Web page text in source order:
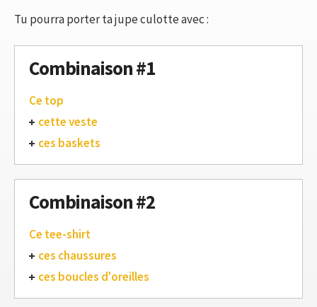
Tu pourra porter ta jupe culotte avec :
Combinaison #1
Ce top
cette veste
ces baskets
Combinaison #2
Ce tee-shirt
ces chaussures
ces boucles d'oreilles